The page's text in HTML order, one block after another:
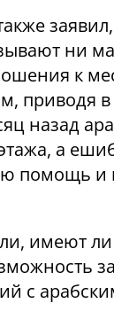
ни
к
приводя
назад
а
помощь и
имеют
с